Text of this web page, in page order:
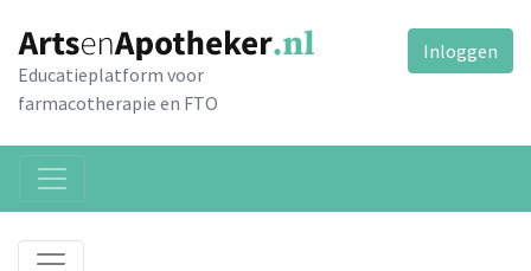
Educatieplatform voor
farmacotherapie en FTO
Inloggen